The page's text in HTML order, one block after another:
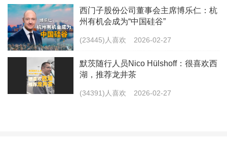
西门子股份公司董事会主席博乐仁：杭
州有机会成为“中国硅谷”
(23445)人喜欢 2026-02-27
默茨随行人员Nico Hülshoff：很喜欢西
湖，推荐龙井茶
(34391)人喜欢 2026-02-27